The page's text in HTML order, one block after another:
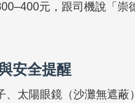
元，跟司機說「崇
安全提醒
、太陽眼鏡（沙灘無遮蔽）